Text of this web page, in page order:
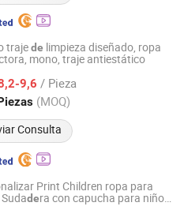
trajede limpieza diseñado, ropa
mono, traje antiestático
9,6 / Pieza
(MOQ)
Consulta
Technology Co.,
Print Children ropa para
dera con capucha para niño